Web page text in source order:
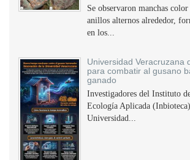
Se observaron manchas
anillos alternos alrededor,
en los...
Universidad Veracruzana
para combatir al gusano
ganado
Investigadores del Instituto
Ecología Aplicada
Universidad...